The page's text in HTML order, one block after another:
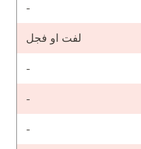
-
لفت او فجل
-
-
-